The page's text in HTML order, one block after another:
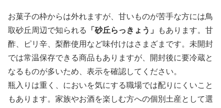
お菓子の枠からは外れますが、甘いものが苦手な方には鳥
取砂丘周辺で知られる
「砂丘らっきょう」
もあります。甘
酢、ピリ辛、梨酢使用など味付けはさまざまです。未開封
では常温保存できる商品もありますが、開封後に要冷蔵と
なるものが多いため、表示を確認してください。
瓶入りは重く、においを気にする職場では配りにくいこと
もあります。家族やお酒を楽しむ方への個別土産として選